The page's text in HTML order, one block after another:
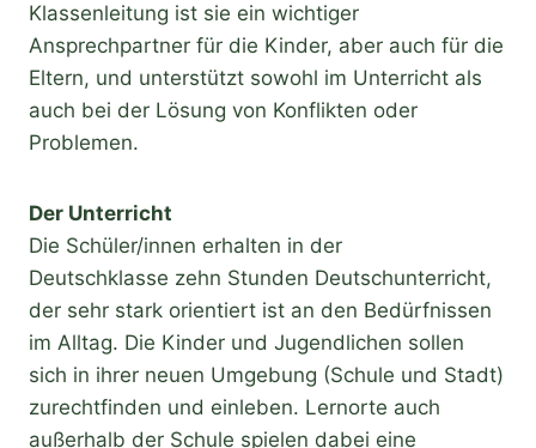
Klassenleitung ist sie ein wichtiger
Ansprechpartner für die Kinder, aber auch für die
Eltern, und unterstützt sowohl im Unterricht als
auch bei der Lösung von Konflikten oder
Problemen.
Der Unterricht
Die Schüler/innen erhalten in der
Deutschklasse zehn Stunden Deutschunterricht,
der sehr stark orientiert ist an den Bedürfnissen
im Alltag. Die Kinder und Jugendlichen sollen
sich in ihrer neuen Umgebung (Schule und Stadt)
zurechtfinden und einleben. Lernorte auch
außerhalb der Schule spielen dabei eine